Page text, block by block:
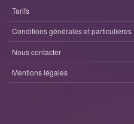
Tarifs
Conditions générales et particulieres
Nous contacter
Mentions légales